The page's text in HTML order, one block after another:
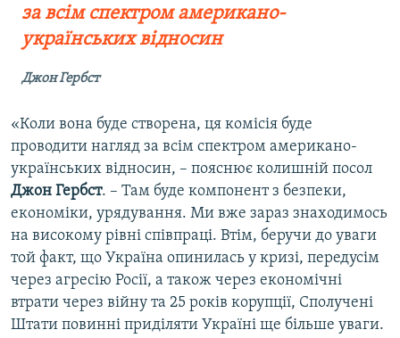
за всім спектром американо-
українських відносин
Джон Гербст
«Коли вона буде створена, ця комісія буде
проводити нагляд за всім спектром американо-
українських відносин, – пояснює колишній посол
Джон Гербст. – Там буде компонент з безпеки,
економіки, урядування. Ми вже зараз знаходимось
на високому рівні співпраці. Втім, беручи до уваги
той факт, що Україна опинилась у кризі, передусім
через агресію Росії, а також через економічні
втрати через війну та 25 років корупції, Сполучені
Штати повинні приділяти Україні ще більше уваги.